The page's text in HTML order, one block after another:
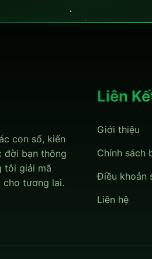
con số, kiến
đời bạn thông
tôi giải mã
tương lai.
Liên
Giới thiệu
Chính sách
Điều khoản
Liên hệ